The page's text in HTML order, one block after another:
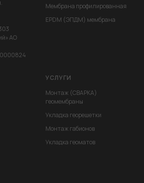
АО
Мембрана профилированная
EPDM (ЭПДМ) мембрана
УСЛУГИ
Монтаж (СВАРКА)
геомембраны
Укладка георешетки
Монтаж габионов
Укладка геоматов